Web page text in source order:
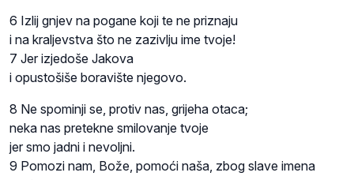
6 Izlij gnjev na pogane koji te ne priznaju
i na kraljevstva što ne zazivlju ime tvoje!
7 Jer izjedoše Jakova
i opustošiše boravište njegovo.
8 Ne spominji se, protiv nas, grijeha otaca;
neka nas pretekne smilovanje tvoje
jer smo jadni i nevoljni.
9 Pomozi nam, Bože, pomoći naša, zbog slave imena